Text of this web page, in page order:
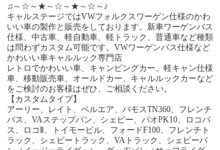
♫～☆～★～☆～★～☆～♪
キャルステージではVWフォルクスワーゲン仕様のかわ
いい車の製作と販売をしております。新車ワーゲンバス
仕様、中古車、軽自動車、軽トラック、普通車など種類
は問わずカスタム可能です。VWワーゲンバス仕様など
かわいい車キャルルック専門店
レトロでかわいい車、キャンピングカー、軽キャン仕様
車、移動販売車、オールドカー、キャルルックカーなど
をご検討のお客様はぜひ、ご相談ください。
【カスタムタイプ】
アーリー、レイト、ベルエア、バモスTN360、フレンチ
バス、VAステップバン、シェビー、パオPK10、ロコバ
ス、ロコⅡ、トイモービル、フォードF100、フレンチト
ラック、シェビートラック、VAトラック、シェビーバ